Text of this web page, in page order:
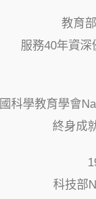
教育
服務40年資
科學教育學會
終身成
科技部